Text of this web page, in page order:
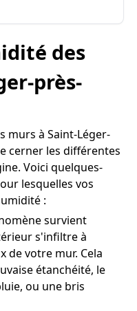
des
près-
murs à Saint-Léger-
cerner les différentes
Voici quelques-
lesquelles vos
:
survient
s'infiltre à
de votre mur. Cela
étanchéité, le
ou une bris